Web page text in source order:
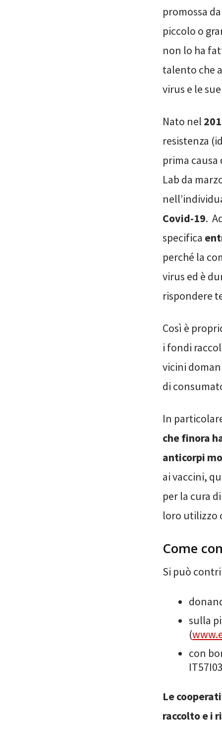
promossa
piccolo o
non lo ha
talento che
virus e le
Nato nel
resistenza
prima
Lab da
Covid-19.
specifica
perché la
virus ed è
rispondere
Così è
i fondi
vicini
di
In
che finora
anticorpi
ai vaccini,
per la cura
loro utilizzo
Come
Si può
sulla
(
con
Le
raccolto e i